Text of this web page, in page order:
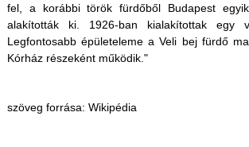
fel, a korábbi török fürdőből Budapest
alakították ki. 1926-ban kialakítottak egy
Legfontosabb épületeleme a Veli bej fürdő
Kórház részeként működik."
szöveg forrása: Wikipédia